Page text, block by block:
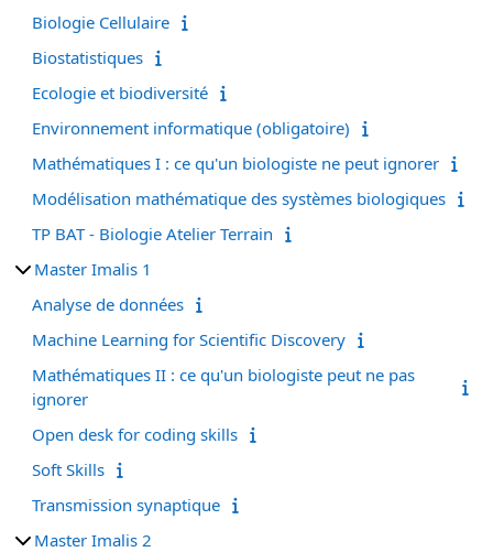
Biologie Cellulaire
Biostatistiques
Ecologie et biodiversité
Environnement informatique (obligatoire)
Mathématiques I : ce qu'un biologiste ne peut ignorer
Modélisation mathématique des systèmes biologiques
TP BAT - Biologie Atelier Terrain
Master Imalis 1
Analyse de données
Machine Learning for Scientific Discovery
Mathématiques II : ce qu'un biologiste peut ne pas
ignorer
Open desk for coding skills
Soft Skills
Transmission synaptique
Master Imalis 2